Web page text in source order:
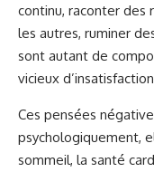
continu, raconter des
les autres, ruminer
sont autant de
vicieux
Ces pensées
psychologiquement,
sommeil, la santé